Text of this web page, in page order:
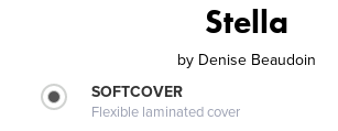
Stella
by Denise Beaudoin
SOFTCOVER
Flexible laminated cover